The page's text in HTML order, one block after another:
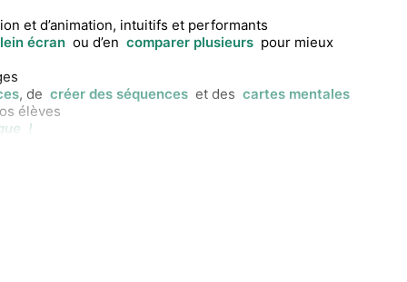
et d’animation, intuitifs et performants
écran ou d’en comparer plusieurs pour mieux
, de créer des séquences et des cartes mentales
élèves
!